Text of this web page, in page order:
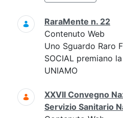
RaraMente n. 22
Contenuto Web
Uno Sguardo Raro
SOCIAL premiano
UNIAMO
XXVII Convegno
Servizio Sanitario